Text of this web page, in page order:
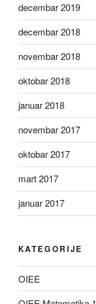
decembar 2019
decembar 2018
novembar 2018
oktobar 2018
januar 2018
novembar 2017
oktobar 2017
mart 2017
januar 2017
KATEGORIJE
OIEE